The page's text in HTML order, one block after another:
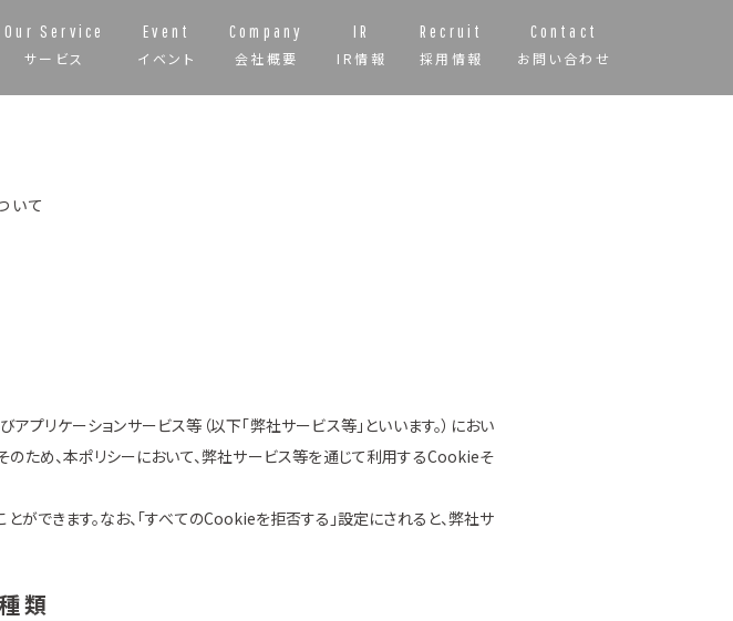
Our Service
サービス
Event
イベント
Company
会社概要
IR
IR情報
Recruit
採用情報
Contact
お問い合わせ
て
プリケーションサービス等（以下「弊社サービス等」といいます。）におい
ため、本ポリシーにおいて、弊社サービス等を通じて利用するCookieそ
できます。なお、「すべてのCookieを拒否する」設定にされると、弊社サ
類